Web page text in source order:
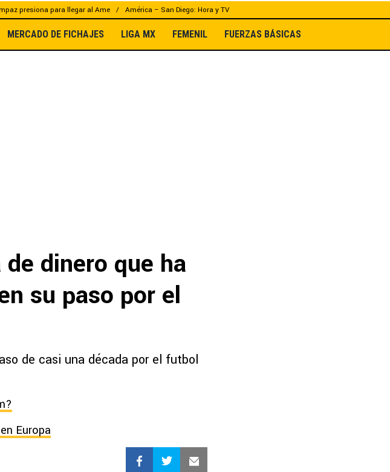
presiona para llegar al Ame América – San Diego: Hora y TV
MERCADO DE FICHAJES LIGA MX FEMENIL FUERZAS BÁSICAS
dinero que ha
su paso por el
de casi una década por el futbol
Europa